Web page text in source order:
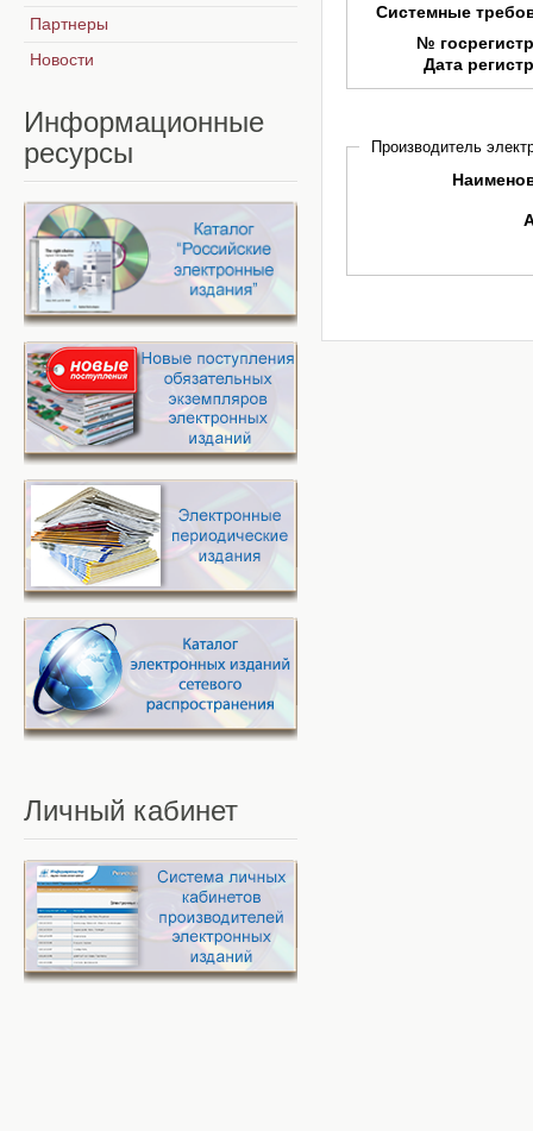
Системные
№
Дата
Производитель
Партнеры
Новости
Информационные
ресурсы
Личный кабинет